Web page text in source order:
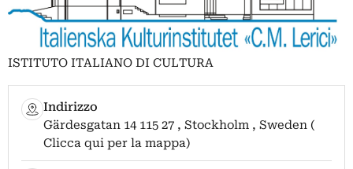
ISTITUTO ITALIANO DI CULTURA
Indirizzo
Gärdesgatan 14 115 27 , Stockholm , Sweden (
Clicca qui per la mappa)